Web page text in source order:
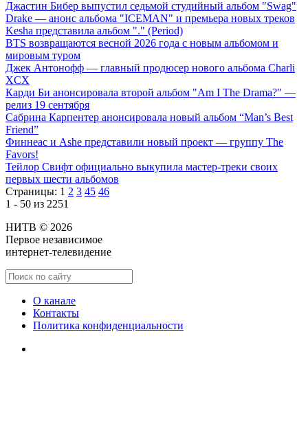
Джастин Бибер выпустил седьмой студийный альбом "Swag"
Drake — анонс альбома "ICEMAN" и премьера новых треков
Kesha представила альбом "." (Period)
BTS возвращаются весной 2026 года с новым альбомом и
мировым туром
Джек Антонофф — главный продюсер нового альбома Charli
XCX
Карди Би анонсировала второй альбом "Am I The Drama?" —
релиз 19 сентября
Сабрина Карпентер анонсировала новый альбом “Man’s Best
Friend”
Финнеас и Ashe представили новый проект — группу The
Favors!
Тейлор Свифт официально выкупила мастер-треки своих
первых шести альбомов
Страницы: 1 2 3 45 46
1 - 50 из 2251
НИТВ © 2026
Первое независимое
интернет-телевидение
О канале
Контакты
Политика конфиденциальности